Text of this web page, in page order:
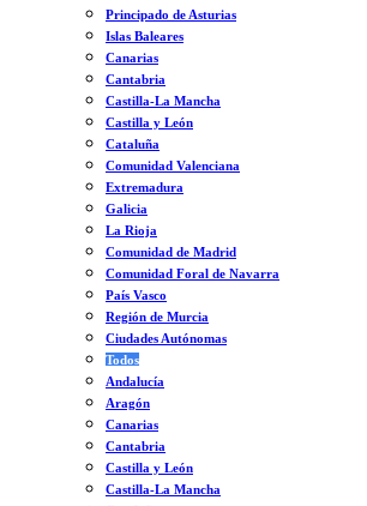
Principado de Asturias
Islas Baleares
Canarias
Cantabria
Castilla-La Mancha
Castilla y León
Cataluña
Comunidad Valenciana
Extremadura
Galicia
La Rioja
Comunidad de Madrid
Comunidad Foral de Navarra
País Vasco
Región de Murcia
Ciudades Autónomas
Todos
Andalucía
Aragón
Canarias
Cantabria
Castilla y León
Castilla-La Mancha